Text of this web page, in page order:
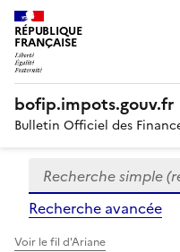
RÉPUBLIQUE
FRANÇAISE
bofip.impots.gouv.fr
Bulletin Officiel des
Formulaire
de
recherche
Recherche simple
Recherche avancée
Voir le fil d'Ariane